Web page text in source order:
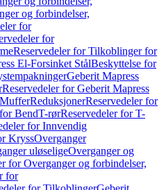
og forbindelser,
for
for
Reservedeler for Tilkoblinger for
El-Forsinket StålBeskyttelse for
Geberit Mapress
Reservedeler for Geberit Mapress
ReduksjonerReservedeler for
BendT-rørReservedeler for T-
for Innvendig
KryssOverganger
uløseligeOverganger og
for Overganger og forbindelser,
for